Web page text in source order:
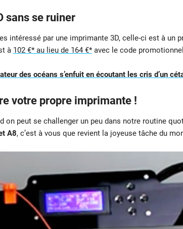
sans se ruiner
intéressé par une imprimante 3D, celle-ci est à un
à 102 €* au lieu de 164 €*avec le code
des océans s’enfuit en écoutant les cris d’un
votre propre imprimante !
on peut se challenger un peu dans notre routine
A8, c’est à vous que revient la joyeuse tâche du